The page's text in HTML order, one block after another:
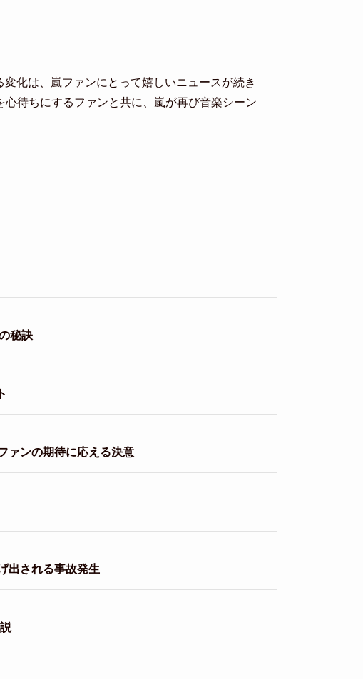
化は、嵐ファンにとって嬉しいニュースが続き
待ちにするファンと共に、嵐が再び音楽シーン
秘訣
ァンの期待に応える決意
出される事故発生